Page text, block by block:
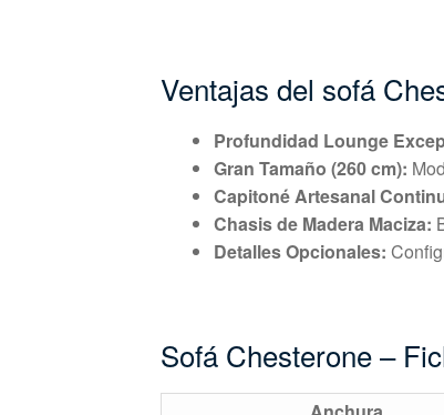
Ventajas del sofá
Profundidad Lounge
Gran Tamaño (260 cm):
Capitoné Artesanal
Chasis de Madera Maciza:
Detalles Opcionales:
Sofá Chesterone –